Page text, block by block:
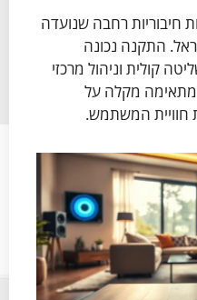
חיבוריות רחבה שנועדה
התקנה נכונה
קולית וניהול מרכזי
מתאימה מקלה על
חוויית המשתמש.